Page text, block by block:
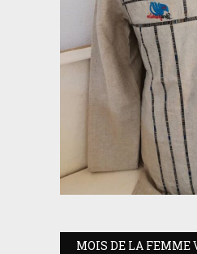
MOIS DE LA FEMME